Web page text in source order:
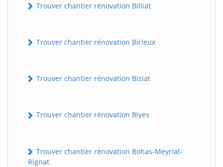
Trouver chantier rénovation Billiat
Trouver chantier rénovation Birieux
Trouver chantier rénovation Biziat
Trouver chantier rénovation Blyes
Trouver chantier rénovation Bohas-Meyriat-
Rignat